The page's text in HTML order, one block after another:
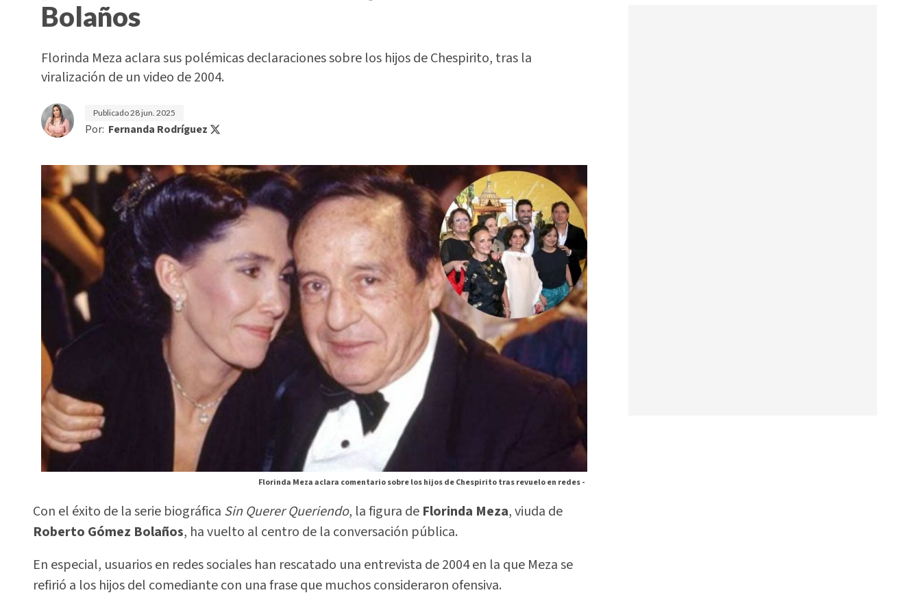
Bolaños
Florinda Meza aclara sus polémicas declaraciones sobre los hijos de Chespirito, tras la
viralización de un video de 2004.
Publicado28 jun. 2025
Por: Fernanda Rodríguez
Florinda Meza aclara comentario sobre los hijos de Chespirito tras revuelo en redes -
Con el éxito de la serie biográfica Sin Querer Queriendo, la figura de Florinda Meza, viuda de
Roberto Gómez Bolaños, ha vuelto al centro de la conversación pública.
En especial, usuarios en redes sociales han rescatado una entrevista de 2004 en la que Meza se
refirió a los hijos del comediante con una frase que muchos consideraron ofensiva.